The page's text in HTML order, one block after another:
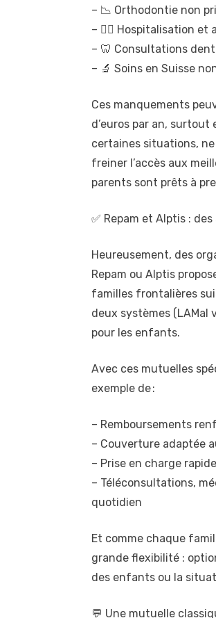
– 📉 Orthodontie non
– 👨‍⚕️ Hospitalisation
– 🦷 Consultations
– 🔬 Soins en Suisse
Ces manquements
d’euros par an,
certaines situations,
freiner l’accès aux
parents sont prêts à
✅ Repam et Alptis :
Heureusement, des
Repam ou Alptis
familles frontalières
deux systèmes (LAMal
pour les enfants.
Avec ces mutuelles
exemple de :
– Remboursements
– Couverture adaptée
– Prise en charge
– Téléconsultations,
quotidien
Et comme chaque
grande flexibilité :
des enfants ou la
💬 Une mutuelle